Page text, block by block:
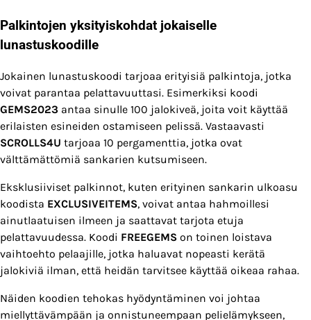
Palkintojen yksityiskohdat jokaiselle
lunastuskoodille
Jokainen lunastuskoodi tarjoaa erityisiä palkintoja, jotka
voivat parantaa pelattavuuttasi. Esimerkiksi koodi
GEMS2023 antaa sinulle 100 jalokiveä, joita voit käyttää
erilaisten esineiden ostamiseen pelissä. Vastaavasti
SCROLLS4U tarjoaa 10 pergamenttia, jotka ovat
välttämättömiä sankarien kutsumiseen.
Eksklusiiviset palkinnot, kuten erityinen sankarin ulkoasu
koodista EXCLUSIVEITEMS, voivat antaa hahmoillesi
ainutlaatuisen ilmeen ja saattavat tarjota etuja
pelattavuudessa. Koodi FREEGEMS on toinen loistava
vaihtoehto pelaajille, jotka haluavat nopeasti kerätä
jalokiviä ilman, että heidän tarvitsee käyttää oikeaa rahaa.
Näiden koodien tehokas hyödyntäminen voi johtaa
miellyttävämpään ja onnistuneempaan pelielämykseen,